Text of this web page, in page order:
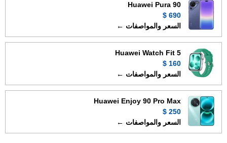
Huawei Pura 90
690 $
السعر والمواصفات ←
Huawei Watch Fit 5
160 $
السعر والمواصفات ←
Huawei Enjoy 90 Pro Max
250 $
السعر والمواصفات ←